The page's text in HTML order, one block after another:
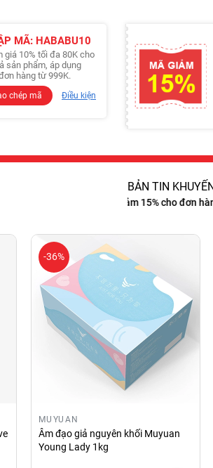
MÃ: HABABU10
giá 10% tối đa 80K cho
sản phẩm, áp dụng
hàng từ 999K.
chép mã Điều kiện
BẢN TIN
từ 999K Giảm 15% cho đơn hàng từ
-36%
MUYUAN
Âm đạo giả nguyên khối Muyuan
Young Lady 1kg